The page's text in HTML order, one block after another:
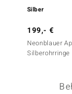
Neonblauer Apatit
0,285 ct
Fassung
Krappenfassung
Fünfter
Silber
199,- €
Neonblauer
Silberohrringe